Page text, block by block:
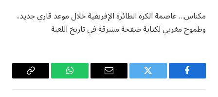
مكناس… عاصمة الكرة الطائرة الإفريقية خلال موعد قاري جديد،
وطموح مغربي لكتابة صفحة مشرقة في تاريخ اللعبة
فيسبوك تويتر
البريد
واتساب
Copy